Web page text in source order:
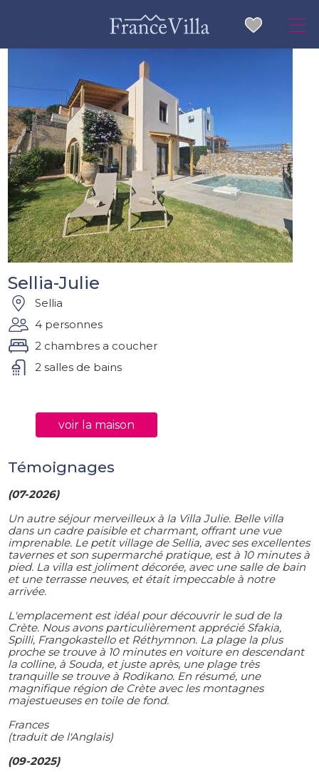
Sellia-Julie
Sellia
4 personnes
2 chambres a coucher
2 salles de bains
voir la maison
Témoignages
(07-2026)
Un autre séjour merveilleux à la Villa Julie. Belle villa
dans un cadre paisible et charmant, offrant une vue
imprenable. Le petit village de Sellia, avec ses excellentes
tavernes et son supermarché pratique, est à 10 minutes à
pied. La villa est joliment décorée, avec une salle de bain
et une terrasse neuves, et était impeccable à notre
arrivée.
L'emplacement est idéal pour découvrir le sud de la
Crète. Nous avons particulièrement apprécié Sfakia,
Spilli, Frangokastello et Réthymnon. La plage la plus
proche se trouve à 10 minutes en voiture en descendant
la colline, à Souda, et juste après, une plage très
tranquille se trouve à Rodikano. En résumé, une
magnifique région de Crète avec les montagnes
majestueuses en toile de fond.
Frances
(traduit de l'Anglais)
(09-2025)